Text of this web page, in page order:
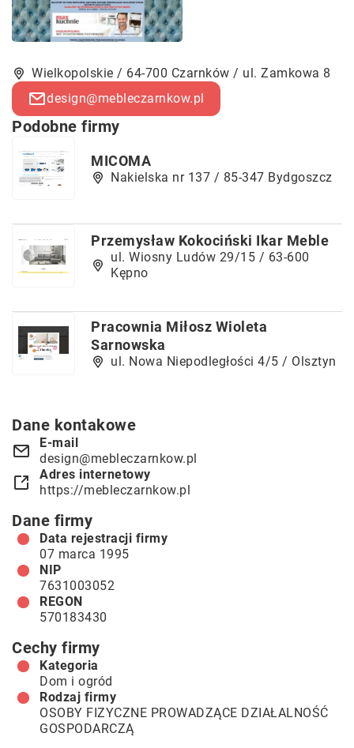
Wielkopolskie / 64-700 Czarnków / ul. Zamkowa 8
design@mebleczarnkow.pl
Podobne firmy
MICOMA
Nakielska nr 137 / 85-347 Bydgoszcz
Przemysław Kokociński Ikar Meble
ul. Wiosny Ludów 29/15 / 63-600
Kępno
Pracownia Miłosz Wioleta
Sarnowska
ul. Nowa Niepodległości 4/5 / Olsztyn
Dane kontakowe
E-mail
design@mebleczarnkow.pl
Adres internetowy
https://mebleczarnkow.pl
Dane firmy
Data rejestracji firmy
07 marca 1995
NIP
7631003052
REGON
570183430
Cechy firmy
Kategoria
Dom i ogród
Rodzaj firmy
OSOBY FIZYCZNE PROWADZĄCE DZIAŁALNOŚĆ
GOSPODARCZĄ